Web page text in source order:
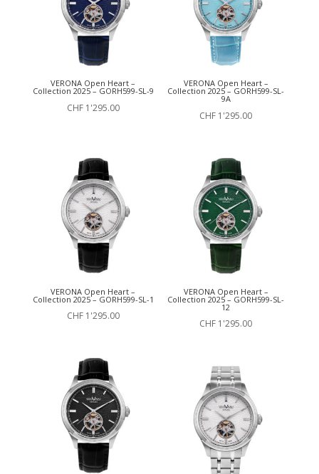
VERONA Open Heart –
Collection 2025 – GORH599-SL-9
CHF1'295.00
VERONA Open Heart –
Collection 2025 – GORH599-SL-
9A
CHF 1'295.00
VERONA Open Heart –
Collection 2025 – GORH599-SL-1
CHF1'295.00
VERONA Open Heart –
Collection 2025 – GORH599-SL-
12
CHF 1'295.00